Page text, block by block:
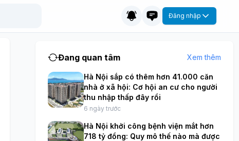
Đăng nhập
Đang quan tâm Xem thêm
Hà Nội sắp có thêm hơn 41.000 căn
nhà ở xã hội: Cơ hội an cư cho người
thu nhập thấp đây rồi
6 ngày trước
Hà Nội khởi công bệnh viện mắt hơn
718 tỷ đồng: Quy mô thế nào mà được